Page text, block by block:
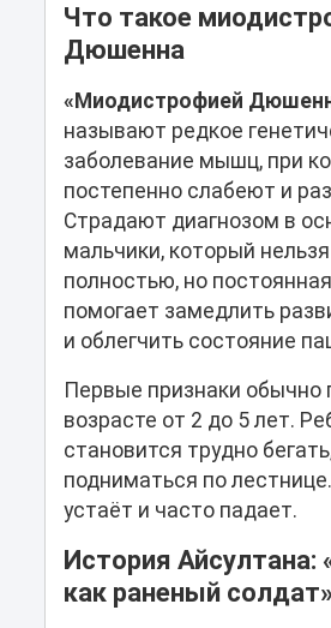
Что такое
Дюшенна
«Миодистрофией
называют редкое
заболевание мышц, при
постепенно слабеют и
Страдают диагнозом в
мальчики, который
полностью, но
помогает замедлить
и облегчить состояние
Первые признаки обычно
возрасте от 2 до 5 лет.
становится трудно
подниматься по
устаёт и часто падает.
История Айсултана:
как раненый солдат»